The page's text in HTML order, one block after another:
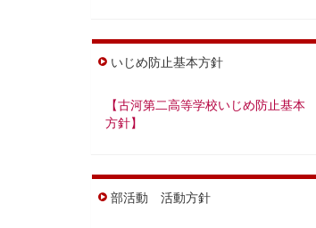
いじめ防止基本方針
【古河第二高等学校いじめ防止基本
方針】
部活動 活動方針